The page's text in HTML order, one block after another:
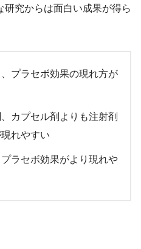
研究からは面白い成果が得ら
プラセボ効果の現れ方が
カプセル剤よりも注射剤
れやすい
ラセボ効果がより現れや